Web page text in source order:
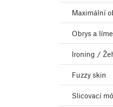
Maximální
Obrys a
Ironing /
Fuzzy skin
Slicovací